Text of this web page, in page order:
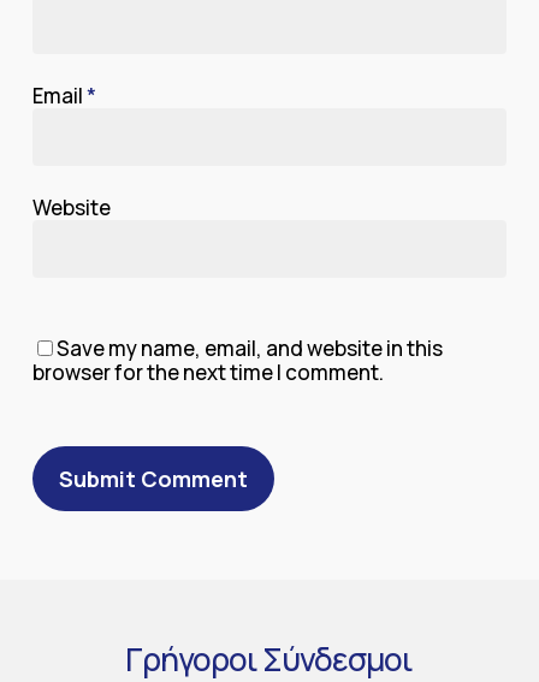
Email*
Website
Save my name, email, and website in this
browser for the next time I comment.
ΓρήγοροιΣύνδεσμοι